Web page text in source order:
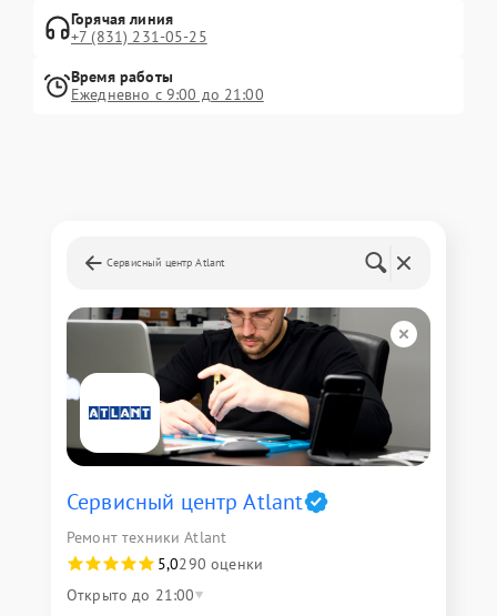
Горячая линия
+7 (831) 231-05-25
Время работы
Ежедневно с 9:00 до 21:00
Сервисный центр Atlant
Сервисный центр Atlant
Ремонт техники Atlant
5,0290 оценки
Открыто до 21:00